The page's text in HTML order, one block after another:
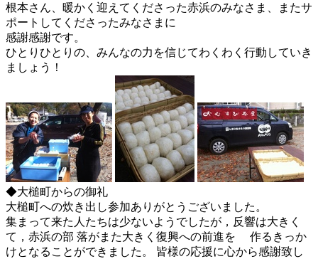
根本さん、暖かく迎えてくださった赤浜のみなさま、またサ
ポートしてくださったみなさまに
感謝感謝です。
ひとりひとりの、みんなの力を信じてわくわく行動していき
ましょう！
◆大槌町からの御礼
大槌町への炊き出し参加ありがとうございました。
集まって来た人たちは少ないようでしたが，反響は大きく
て，赤浜の部 落がまた大きく復興への前進を 作るきっか
けとなることができました。 皆様の応援に心から感謝致し